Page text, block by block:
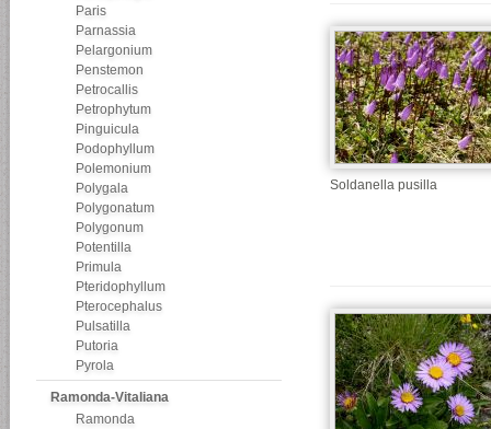
Paris
Parnassia
Pelargonium
Penstemon
Petrocallis
Petrophytum
Pinguicula
Podophyllum
Polemonium
Polygala
Polygonatum
Polygonum
Potentilla
Primula
Pteridophyllum
Pterocephalus
Pulsatilla
Putoria
Pyrola
Ramonda-Vitaliana
Ramonda
Soldanella pusilla